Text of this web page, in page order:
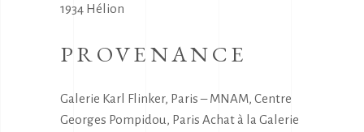
1934 Hélion
PROVENANCE
Galerie Karl Flinker, Paris – MNAM, Centre
Georges Pompidou, Paris Achat à la Galerie